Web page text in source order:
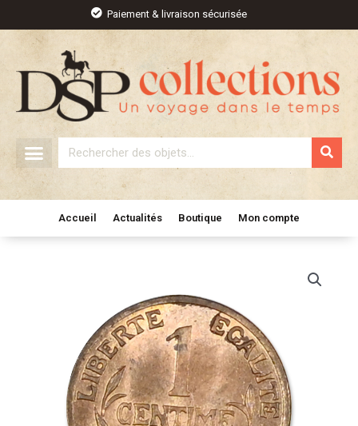
contenu
Paiement & livraison sécurisée
Rechercher
Accueil Actualités Boutique Mon compte